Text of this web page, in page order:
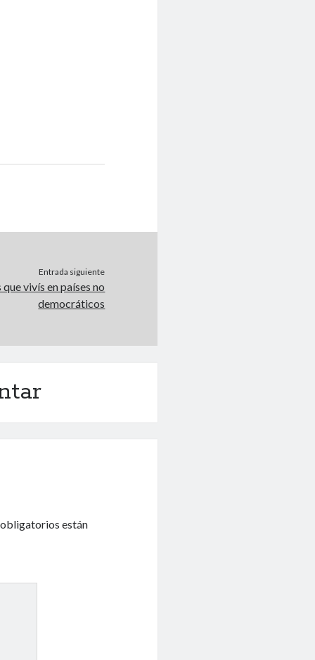
Entrada siguiente
vivís en países no
democráticos
están